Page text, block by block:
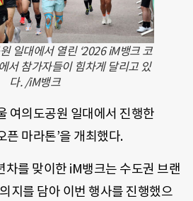
일대에서 열린 ‘2026 iM뱅크 코
서 참가자들이 힘차게 달리고 있
다. /iM뱅크
여의도공원 일대에서 진행한
픈 마라톤’을 개최했다.
차를 맞이한 iM뱅크는 수도권 브랜
지를 담아 이번 행사를 진행했으